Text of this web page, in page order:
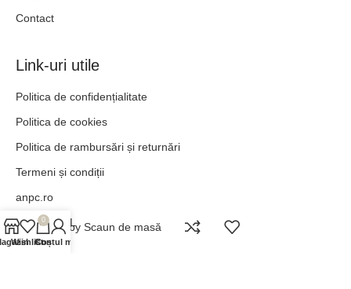
Contact
Link-uri utile
Politica de confidențialitate
Politica de cookies
Politica de rambursări și returnări
Termeni și condiții
anpc.ro
ANPC - SALDerby Scaun de masă
Wishlist
0
Coș
Contul meu